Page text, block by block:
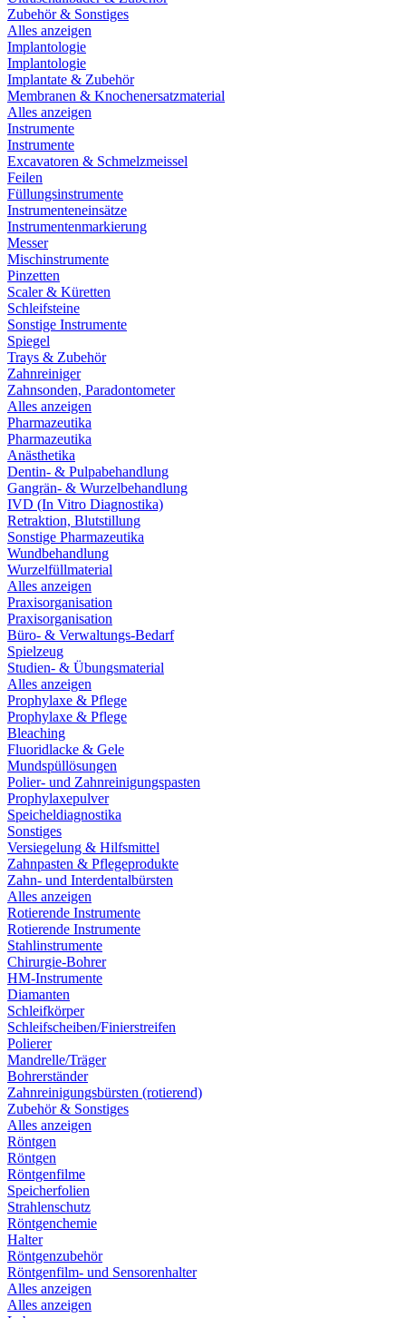
Zubehör & Sonstiges
Alles anzeigen
Implantologie
Implantologie
Implantate & Zubehör
Membranen & Knochenersatzmaterial
Alles anzeigen
Instrumente
Instrumente
Excavatoren & Schmelzmeissel
Feilen
Füllungsinstrumente
Instrumenteneinsätze
Instrumentenmarkierung
Messer
Mischinstrumente
Pinzetten
Scaler & Küretten
Schleifsteine
Sonstige Instrumente
Spiegel
Trays & Zubehör
Zahnreiniger
Zahnsonden, Paradontometer
Alles anzeigen
Pharmazeutika
Pharmazeutika
Anästhetika
Dentin- & Pulpabehandlung
Gangrän- & Wurzelbehandlung
IVD (In Vitro Diagnostika)
Retraktion, Blutstillung
Sonstige Pharmazeutika
Wundbehandlung
Wurzelfüllmaterial
Alles anzeigen
Praxisorganisation
Praxisorganisation
Büro- & Verwaltungs-Bedarf
Spielzeug
Studien- & Übungsmaterial
Alles anzeigen
Prophylaxe & Pflege
Prophylaxe & Pflege
Bleaching
Fluoridlacke & Gele
Mundspüllösungen
Polier- und Zahnreinigungspasten
Prophylaxepulver
Speicheldiagnostika
Sonstiges
Versiegelung & Hilfsmittel
Zahnpasten & Pflegeprodukte
Zahn- und Interdentalbürsten
Alles anzeigen
Rotierende Instrumente
Rotierende Instrumente
Stahlinstrumente
Chirurgie-Bohrer
HM-Instrumente
Diamanten
Schleifkörper
Schleifscheiben/Finierstreifen
Polierer
Mandrelle/Träger
Bohrerständer
Zahnreinigungsbürsten (rotierend)
Zubehör & Sonstiges
Alles anzeigen
Röntgen
Röntgen
Röntgenfilme
Speicherfolien
Strahlenschutz
Röntgenchemie
Halter
Röntgenzubehör
Röntgenfilm- und Sensorenhalter
Alles anzeigen
Alles anzeigen